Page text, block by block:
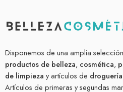
Disponemos de una amplia
productos de belleza, cosmética,
de limpieza y artículos de
Artículos de primeras y segundas